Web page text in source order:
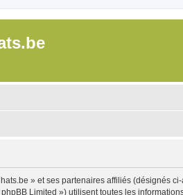
» et ses partenaires affiliés (désignés
Limited ») utilisent toutes les